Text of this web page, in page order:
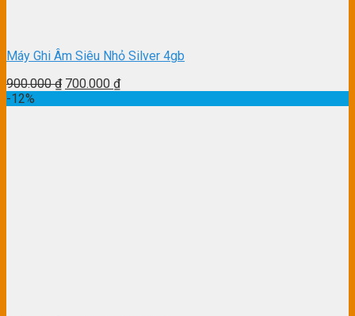
Máy Ghi Âm Siêu Nhỏ Silver 4gb
900.000₫ 700.000 ₫
-12%